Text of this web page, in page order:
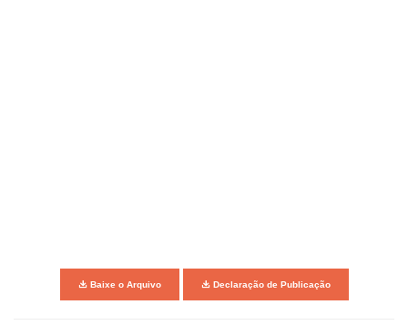
Baixe o Arquivo Declaração de Publicação